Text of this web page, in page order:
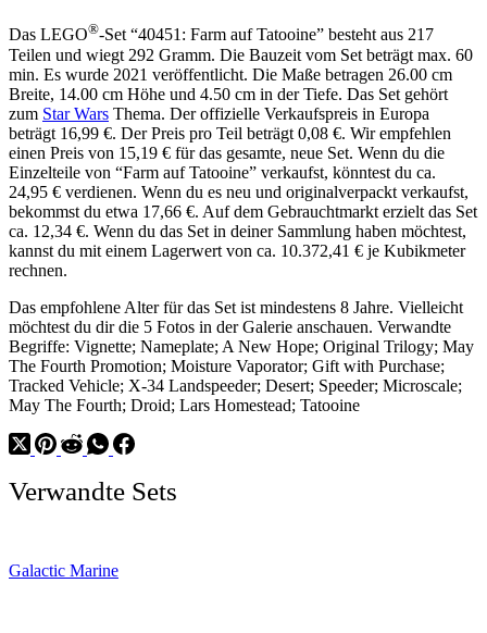
Das LEGO®-Set “40451: Farm auf Tatooine” besteht aus 217
Teilen und wiegt 292 Gramm. Die Bauzeit vom Set beträgt max. 60
min. Es wurde 2021 veröffentlicht. Die Maße betragen 26.00 cm
Breite, 14.00 cm Höhe und 4.50 cm in der Tiefe. Das Set gehört
zum Star Wars Thema. Der offizielle Verkaufspreis in Europa
beträgt 16,99 €. Der Preis pro Teil beträgt 0,08 €. Wir empfehlen
einen Preis von 15,19 € für das gesamte, neue Set. Wenn du die
Einzelteile von “Farm auf Tatooine” verkaufst, könntest du ca.
24,95 € verdienen. Wenn du es neu und originalverpackt verkaufst,
bekommst du etwa 17,66 €. Auf dem Gebrauchtmarkt erzielt das Set
ca. 12,34 €. Wenn du das Set in deiner Sammlung haben möchtest,
kannst du mit einem Lagerwert von ca. 10.372,41 € je Kubikmeter
rechnen.
Das empfohlene Alter für das Set ist mindestens 8 Jahre. Vielleicht
möchtest du dir die 5 Fotos in der Galerie anschauen. Verwandte
Begriffe: Vignette; Nameplate; A New Hope; Original Trilogy; May
The Fourth Promotion; Moisture Vaporator; Gift with Purchase;
Tracked Vehicle; X-34 Landspeeder; Desert; Speeder; Microscale;
May The Fourth; Droid; Lars Homestead; Tatooine
Verwandte Sets
Galactic Marine